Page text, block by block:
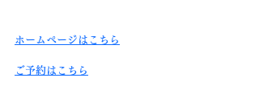
ホームページはこちら
ご予約はこちら